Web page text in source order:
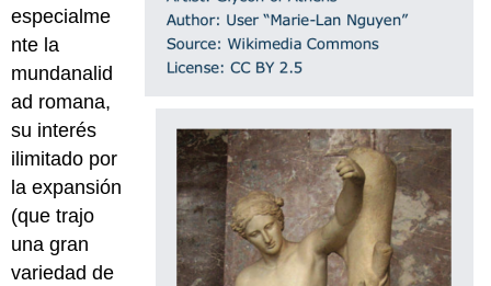
especialme
nte la
mundanalid
ad romana,
su interés
ilimitado por
la expansión
(que trajo
una gran
variedad de